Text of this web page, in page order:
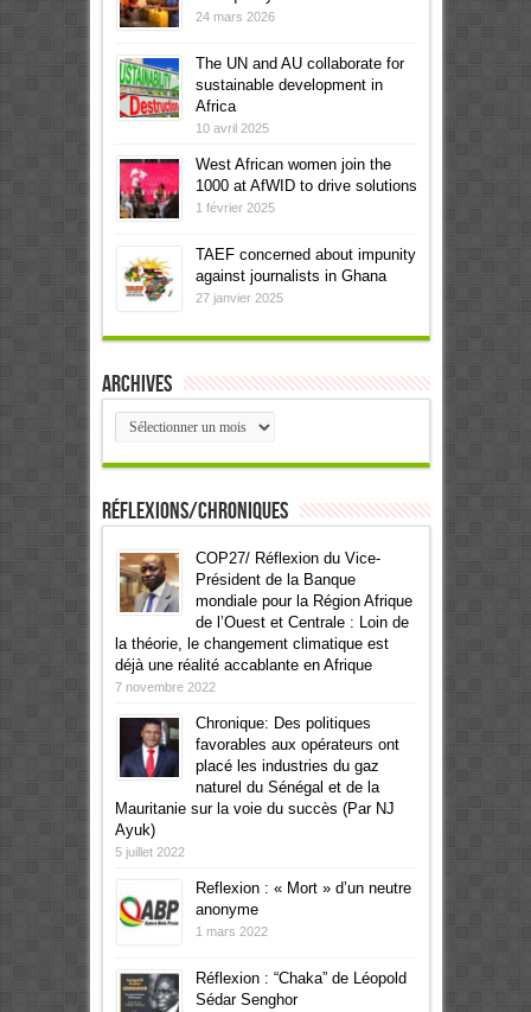
24 mars 2026
The UN and AU collaborate for
sustainable development in
Africa
10 avril 2025
West African women join the
1000 at AfWID to drive solutions
1 février 2025
TAEF concerned about impunity
against journalists in Ghana
27 janvier 2025
Archives
Archives
Réflexions/Chroniques
COP27/ Réflexion du Vice-
Président de la Banque
mondiale pour la Région Afrique
de l’Ouest et Centrale : Loin de
la théorie, le changement climatique est
déjà une réalité accablante en Afrique
7 novembre 2022
Chronique: Des politiques
favorables aux opérateurs ont
placé les industries du gaz
naturel du Sénégal et de la
Mauritanie sur la voie du succès (Par NJ
Ayuk)
5 juillet 2022
Reflexion : « Mort » d’un neutre
anonyme
1 mars 2022
Réflexion : “Chaka” de Léopold
Sédar Senghor